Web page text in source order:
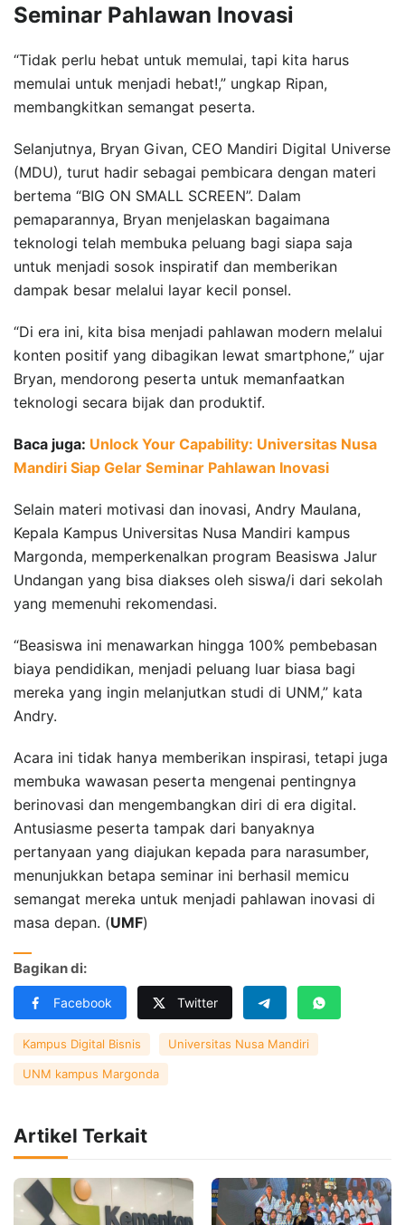
Seminar Pahlawan Inovasi
“Tidak perlu hebat untuk memulai, tapi kita harus
memulai untuk menjadi hebat!,” ungkap Ripan,
membangkitkan semangat peserta.
Selanjutnya, Bryan Givan, CEO Mandiri Digital Universe
(MDU), turut hadir sebagai pembicara dengan materi
bertema “BIG ON SMALL SCREEN”. Dalam
pemaparannya, Bryan menjelaskan bagaimana
teknologi telah membuka peluang bagi siapa saja
untuk menjadi sosok inspiratif dan memberikan
dampak besar melalui layar kecil ponsel.
“Di era ini, kita bisa menjadi pahlawan modern melalui
konten positif yang dibagikan lewat smartphone,” ujar
Bryan, mendorong peserta untuk memanfaatkan
teknologi secara bijak dan produktif.
Baca juga: Unlock Your Capability: Universitas Nusa
Mandiri Siap Gelar Seminar Pahlawan Inovasi
Selain materi motivasi dan inovasi, Andry Maulana,
Kepala Kampus Universitas Nusa Mandiri kampus
Margonda, memperkenalkan program Beasiswa Jalur
Undangan yang bisa diakses oleh siswa/i dari sekolah
yang memenuhi rekomendasi.
“Beasiswa ini menawarkan hingga 100% pembebasan
biaya pendidikan, menjadi peluang luar biasa bagi
mereka yang ingin melanjutkan studi di UNM,” kata
Andry.
Acara ini tidak hanya memberikan inspirasi, tetapi juga
membuka wawasan peserta mengenai pentingnya
berinovasi dan mengembangkan diri di era digital.
Antusiasme peserta tampak dari banyaknya
pertanyaan yang diajukan kepada para narasumber,
menunjukkan betapa seminar ini berhasil memicu
semangat mereka untuk menjadi pahlawan inovasi di
masa depan. (UMF)
Bagikan di:
Facebook Twitter
Kampus Digital Bisnis Universitas Nusa Mandiri
UNM kampus Margonda
Artikel Terkait